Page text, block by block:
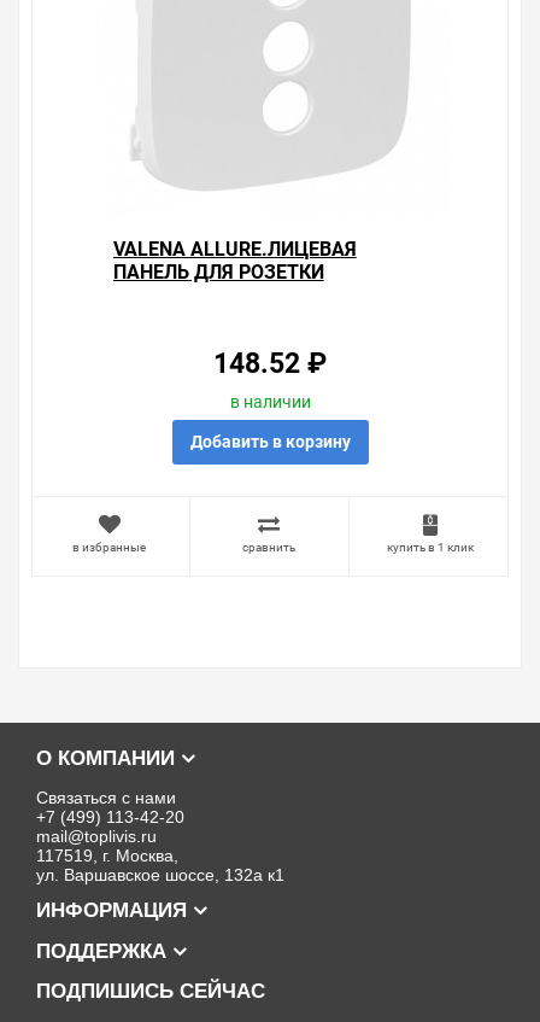
VALENA ALLURE.ЛИЦЕВАЯ
ПАНЕЛЬ ДЛЯ РОЗЕТКИ
148.52 ₽
в наличии
Добавить в корзину
в избранные сравнить купить в 1 клик
О КОМПАНИИ
Связаться с нами
+7 (499) 113-42-20
mail@toplivis.ru
117519, г. Москва,
ул. Варшавское шоссе, 132а к1
ИНФОРМАЦИЯ
ПОДДЕРЖКА
ПОДПИШИСЬ СЕЙЧАС